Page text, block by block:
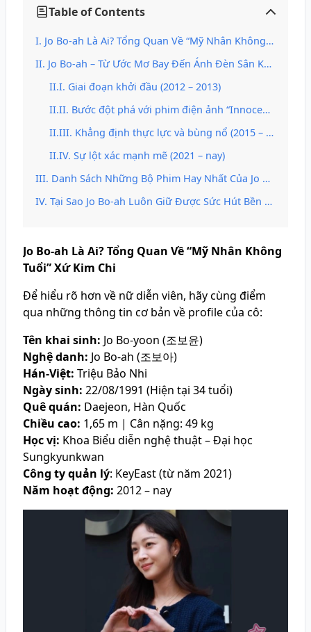
Table of Contents
Jo Bo-ah Là Ai? Tổng Quan Về “Mỹ Nhân Không Tuổi” Xứ Kim Chi
Jo Bo-ah – Từ Ước Mơ Bay Đến Ánh Đèn Sân Khấu
Giai đoạn khởi đầu (2012 – 2013)
Bước đột phá với phim điện ảnh “Innocent Thing” (2014)
Khẳng định thực lực và bùng nổ (2015 – 2020)
Sự lột xác mạnh mẽ (2021 – nay)
Danh Sách Những Bộ Phim Hay Nhất Của Jo Bo-ah
Tại Sao Jo Bo-ah Luôn Giữ Được Sức Hút Bền Bỉ?
Jo Bo-ah Là Ai? Tổng Quan Về “Mỹ Nhân Không
Tuổi” Xứ Kim Chi
Để hiểu rõ hơn về nữ diễn viên, hãy cùng điểm
qua những thông tin cơ bản về profile của cô:
Tên khai sinh: Jo Bo-yoon (조보윤)
Nghệ danh: Jo Bo-ah (조보아)
Hán-Việt: Triệu Bảo Nhi
Ngày sinh: 22/08/1991 (Hiện tại 34 tuổi)
Quê quán: Daejeon, Hàn Quốc
Chiều cao: 1,65 m | Cân nặng: 49 kg
Học vị: Khoa Biểu diễn nghệ thuật – Đại học
Sungkyunkwan
Công ty quản lý: KeyEast (từ năm 2021)
Năm hoạt động: 2012 – nay